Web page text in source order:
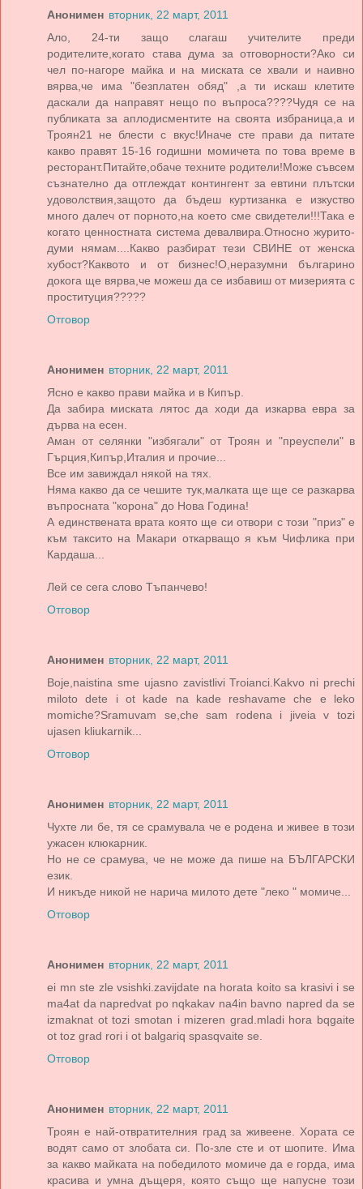
Анонимен вторник, 22 март, 2011
Ало, 24-ти защо слагаш учителите преди
родителите,когато става дума за отговорности?Ако си
чел по-нагоре майка и на миската се хвали и наивно
вярва,че има "безплатен обяд" ,а ти искаш клетите
даскали да направят нещо по въпроса????Чудя се на
публиката за аплодисментите на своята избраница,а и
Троян21 не блести с вкус!Иначе сте прави да питате
какво правят 15-16 годишни момичета по това време в
ресторант.Питайте,обаче техните родители!Може съвсем
съзнателно да отглеждат контингент за евтини плътски
удоволствия,защото да бъдеш куртизанка е изкуство
много далеч от порното,на което сме свидетели!!!Така е
когато ценностната система девалвира.Относно журито-
думи нямам....Какво разбират тези СВИНЕ от женска
хубост?Каквото и от бизнес!О,неразумни българино
докога ще вярва,че можеш да се избавиш от мизерията с
проституция?????
Отговор
Анонимен вторник, 22 март, 2011
Ясно е какво прави майка и в Кипър.
Да забира миската лятос да ходи да изкарва евра за
дърва на есен.
Аман от селянки "избягали" от Троян и "преуспели" в
Гърция,Кипър,Италия и прочие...
Все им завиждал някой на тях.
Няма какво да се чешите тук,малката ще ще се разкарва
въпросната "корона" до Нова Година!
А единствената врата която ще си отвори с този "приз" е
към таксито на Макари откарващо я към Чифлика при
Кардаша...
Лей се сега слово Тъпанчево!
Отговор
Анонимен вторник, 22 март, 2011
Boje,naistina sme ujasno zavistlivi Troianci.Kakvo ni prechi
miloto dete i ot kade na kade reshavame che e leko
momiche?Sramuvam se,che sam rodena i jiveia v tozi
ujasen kliukarnik...
Отговор
Анонимен вторник, 22 март, 2011
Чухте ли бе, тя се срамувала че е родена и живее в този
ужасен клюкарник.
Но не се срамува, че не може да пише на БЪЛГАРСКИ
език.
И никъде никой не нарича милото дете "леко " момиче...
Отговор
Анонимен вторник, 22 март, 2011
ei mn ste zle vsishki.zavijdate na horata koito sa krasivi i se
ma4at da napredvat po nqkakav na4in bavno napred da se
izmaknat ot tozi smotan i mizeren grad.mladi hora bqgaite
ot toz grad rori i ot balgariq spasqvaite se.
Отговор
Анонимен вторник, 22 март, 2011
Троян е най-отвратителния град за живеене. Хората се
водят само от злобата си. По-зле сте и от шопите. Има
за какво майката на победилото момиче да е горда, има
красива и умна дъщеря, която също ще напусне този